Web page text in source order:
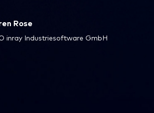
Rose
inray Industriesoftware GmbH